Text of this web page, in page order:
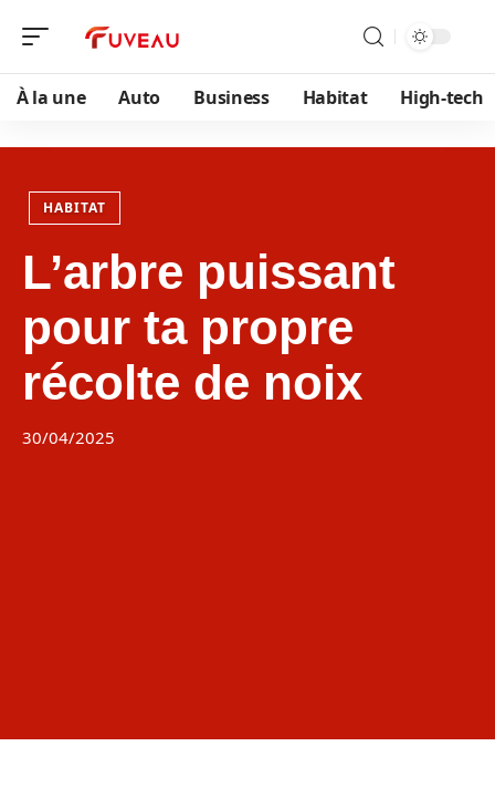
À la une Auto Business Habitat High-tech
HABITAT
L’arbre puissant
pour ta propre
récolte de noix
30/04/2025